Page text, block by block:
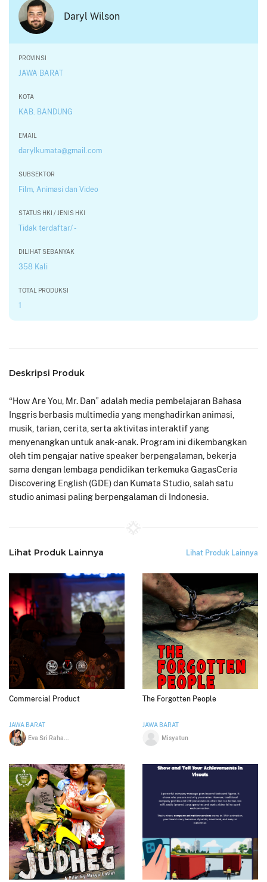
Daryl Wilson
PROVINSI
JAWA BARAT
KOTA
KAB. BANDUNG
EMAIL
darylkumata@gmail.com
SUBSEKTOR
Film, Animasi dan Video
STATUS HKI / JENIS HKI
Tidak terdaftar/ -
DILIHAT SEBANYAK
358 Kali
TOTAL PRODUKSI
1
Deskripsi Produk
“How Are You, Mr. Dan” adalah media pembelajaran Bahasa
Inggris berbasis multimedia yang menghadirkan animasi,
musik, tarian, cerita, serta aktivitas interaktif yang
menyenangkan untuk anak-anak. Program ini dikembangkan
oleh tim pengajar native speaker berpengalaman, bekerja
sama dengan lembaga pendidikan terkemuka GagasCeria
Discovering English (GDE) dan Kumata Studio, salah satu
studio animasi paling berpengalaman di Indonesia.
Lihat Produk Lainnya Lihat Produk Lainnya
Commercial Product
JAWA BARAT
The Forgotten People
JAWA BARAT
Misyatun